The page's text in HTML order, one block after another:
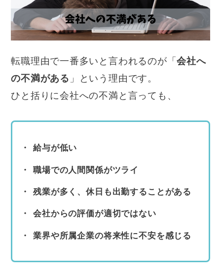
転職理由で一番多いと言われるのが「会社へ
の不満がある 」という理由です。
ひと括りに会社への不満と言っても、
給与が低い
職場での人間関係がツライ
残業が多く、休日も出勤することがある
会社からの評価が適切ではない
業界や所属企業の将来性に不安を感じる